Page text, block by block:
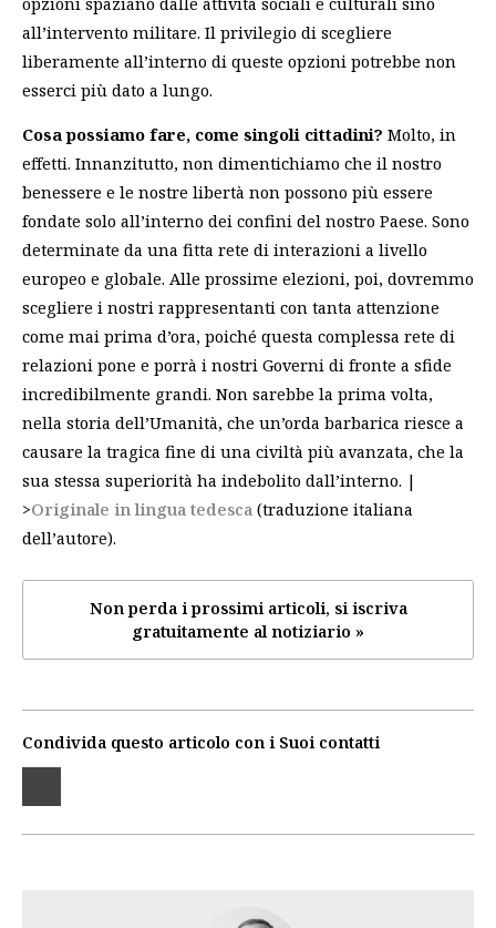
all’intervento militare. Il privilegio di scegliere
liberamente all’interno di queste opzioni potrebbe non
esserci più dato a lungo.
Cosa possiamo fare, come singoli cittadini? Molto, in
effetti. Innanzitutto, non dimentichiamo che il nostro
benessere e le nostre libertà non possono più essere
fondate solo all’interno dei confini del nostro Paese. Sono
determinate da una fitta rete di interazioni a livello
europeo e globale. Alle prossime elezioni, poi, dovremmo
scegliere i nostri rappresentanti con tanta attenzione
come mai prima d’ora, poiché questa complessa rete di
relazioni pone e porrà i nostri Governi di fronte a sfide
incredibilmente grandi. Non sarebbe la prima volta,
nella storia dell’Umanità, che un’orda barbarica riesce a
causare la tragica fine di una civiltà più avanzata, che la
sua stessa superiorità ha indebolito dall’interno. |
>Originale in lingua tedesca (traduzione italiana
dell’autore).
Non perda i prossimi articoli, si iscriva
gratuitamente al notiziario »
Condivida questo articolo con i Suoi contatti